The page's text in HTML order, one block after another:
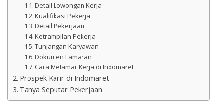
Detail Lowongan Kerja
Kualifikasi Pekerja
Detail Pekerjaan
Ketrampilan Pekerja
Tunjangan Karyawan
Dokumen Lamaran
Cara Melamar Kerja di Indomaret
Prospek Karir di Indomaret
Tanya Seputar Pekerjaan